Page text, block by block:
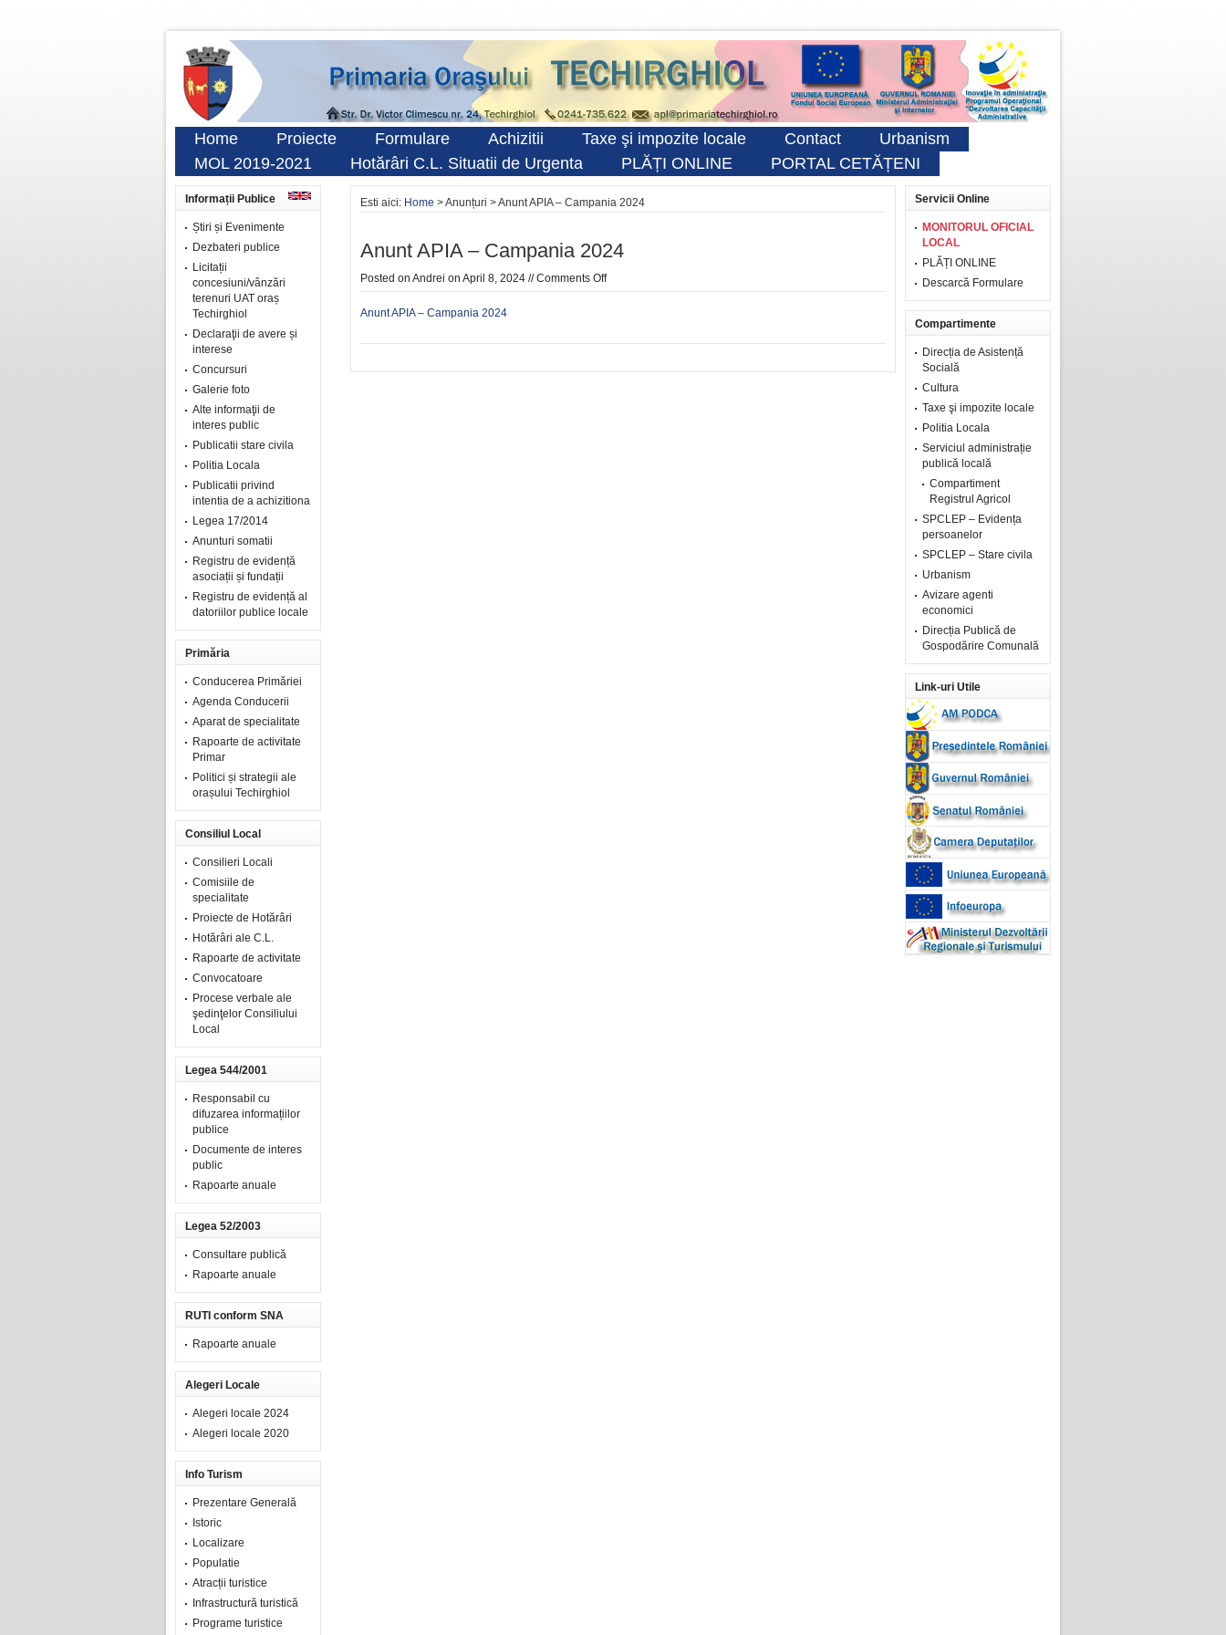
Home Proiecte Formulare Achizitii Taxe şi impozite locale Contact
Urbanism
MOL 2019-2021
Hotărâri C.L. Situatii de Urgenta PLĂȚI ONLINE PORTAL CETĂȚENI
Informații Publice
Știri și Evenimente
Dezbateri publice
Licitații
concesiuni/vânzări
terenuri UAT oraș
Techirghiol
Declaraţii de avere și
interese
Concursuri
Galerie foto
Alte informaţii de
interes public
Publicatii stare civila
Politia Locala
Publicatii privind
intentia de a achizitiona
Legea 17/2014
Anunturi somatii
Registru de evidență
asociații și fundații
Registru de evidență al
datoriilor publice locale
Primăria
Conducerea Primăriei
Agenda Conducerii
Aparat de specialitate
Rapoarte de activitate
Primar
Politici și strategii ale
orașului Techirghiol
Consiliul Local
Consilieri Locali
Comisiile de
specialitate
Proiecte de Hotărâri
Hotărâri ale C.L.
Rapoarte de activitate
Convocatoare
Procese verbale ale
şedinţelor Consiliului
Local
Legea 544/2001
Responsabil cu
difuzarea informațiilor
publice
Documente de interes
public
Rapoarte anuale
Legea 52/2003
Consultare publică
Rapoarte anuale
RUTI conform SNA
Rapoarte anuale
Alegeri Locale
Alegeri locale 2024
Alegeri locale 2020
Info Turism
Prezentare Generală
Istoric
Localizare
Populatie
Atracții turistice
Infrastructură turistică
Programe turistice
Esti aici: Home > Anunțuri > Anunt APIA – Campania 2024
Anunt APIA – Campania 2024
Posted on Andrei on April 8, 2024 //Comments Off
Anunt APIA – Campania 2024
Servicii Online
MONITORUL OFICIAL
LOCAL
PLĂȚI ONLINE
Descarcă Formulare
Compartimente
Direcția de Asistență
Socială
Cultura
Taxe şi impozite locale
Politia Locala
Serviciul administrație
publică locală
Compartiment
Registrul Agricol
SPCLEP – Evidența
persoanelor
SPCLEP – Stare civila
Urbanism
Avizare agenti
economici
Direcția Publică de
Gospodărire Comunală
Link-uri Utile